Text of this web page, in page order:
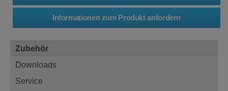
Zubehör
Downloads
Service